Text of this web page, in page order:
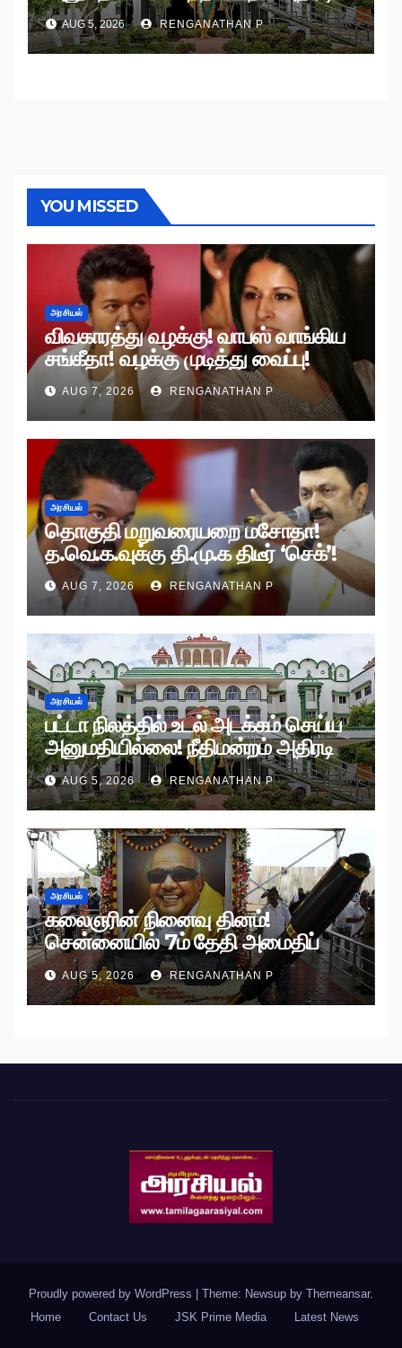
உத்தரவு!
AUG 5, 2026 RENGANATHAN P
YOU MISSED
அரசியல்
விவகாரத்து வழக்கு! வாபஸ் வாங்கிய
சங்கீதா! வழக்கு முடித்து வைப்பு!
AUG 7, 2026 RENGANATHAN P
அரசியல்
தொகுதி மறுவரையறை மசோதா!
த.வெ.க.வுக்கு தி.மு.க திடீர் ‘செக்’!
AUG 7, 2026 RENGANATHAN P
அரசியல்
பட்டா நிலத்தில் உடல் அடக்கம் செய்ய
அனுமதியில்லை! நீதிமன்றம் அதிரடி
உத்தரவு!
AUG 5, 2026 RENGANATHAN P
அரசியல்
கலைஞரின் நினைவு தினம்!
சென்னையில் 7ம் தேதி அமைதிப்
பேரணி!
AUG 5, 2026 RENGANATHAN P
Proudly powered by WordPress Theme: Newsup by Themeansar.
Home
Contact Us JSK Prime Media Latest News